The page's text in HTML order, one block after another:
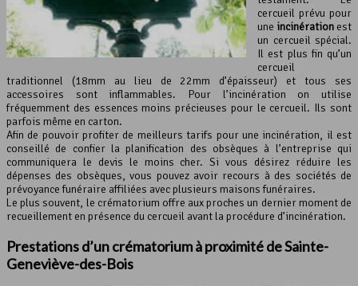
cercueil prévu pour
une incinération est
un cercueil spécial.
Il est plus fin qu’un
cercueil
traditionnel (18mm au lieu de 22mm d’épaisseur) et tous ses
accessoires sont inflammables. Pour l’incinération on utilise
fréquemment des essences moins précieuses pour le cercueil. Ils sont
parfois même en carton.
Afin de pouvoir profiter de meilleurs tarifs pour une incinération, il est
conseillé de confier la planification des obsèques à l’entreprise qui
communiquera le devis le moins cher. Si vous désirez réduire les
dépenses des obsèques, vous pouvez avoir recours à des sociétés de
prévoyance funéraire affiliées avec plusieurs maisons funéraires.
Le plus souvent, le crématorium offre aux proches un dernier moment de
recueillement en présence du cercueil avant la procédure d’incinération.
Prestations d’un crématorium à proximité de Sainte-
Geneviève-des-Bois